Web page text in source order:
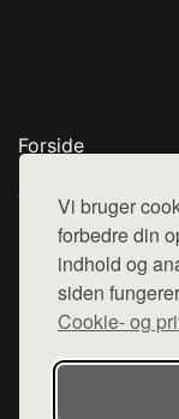
Vi bruger
forbedre din
indhold og
siden
Cookie- og
Forside
Top Rabatter
Blog
Kontakt
Denne side er en